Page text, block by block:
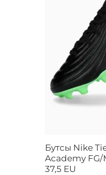
Бутсы Nike
Academy
37,5 EU